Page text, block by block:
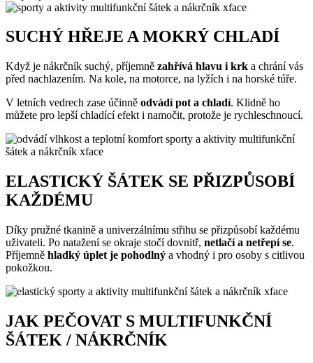
SUCHÝ HŘEJE A MOKRÝ CHLADÍ
Když je nákrčník suchý, příjemně zahřívá hlavu i krk a chrání vás
před nachlazením. Na kole, na motorce, na lyžích i na horské túře.
V letních vedrech zase účinně odvádí pot a chladí. Klidně ho
můžete pro lepší chladící efekt i namočit, protože je rychleschnoucí.
ELASTICKÝ ŠÁTEK SE PŘIZPŮSOBÍ
KAŽDÉMU
Díky pružné tkanině a univerzálnímu střihu se přizpůsobí každému
uživateli. Po natažení se okraje stočí dovnitř, netlačí a netřepí se.
Příjemně hladký úplet je pohodlný a vhodný i pro osoby s citlivou
pokožkou.
JAK PEČOVAT S MULTIFUNKČNÍ
ŠÁTEK / NÁKRČNÍK